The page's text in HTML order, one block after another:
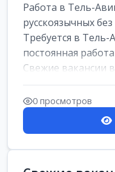
Работа в Тель-
русскоязычных
Требуется в
постоянная
Свежие вакансии
женщин от хозя...
0 просмотров